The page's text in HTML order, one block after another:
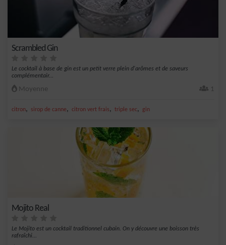
Scrambled Gin
Le cocktail à base de gin est un petit verre plein d'arômes et de saveurs
complémentair...
Moyenne 1
citron, sirop de canne, citron vert frais, triple sec, gin
Mojito Real
Le Mojito est un cocktail traditionnel cubain. On y découvre une boisson très
rafraîchi...